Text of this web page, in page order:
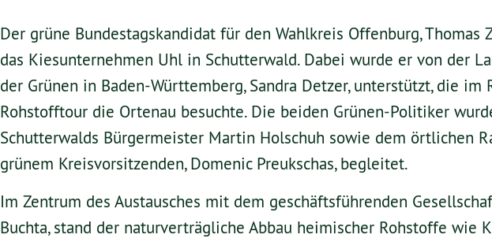
Der grüne Bundestagskandidat für den Wahlkreis Offenburg, Thomas
das Kiesunternehmen Uhl in Schutterwald. Dabei wurde er von der
der Grünen in Baden-Württemberg, Sandra Detzer, unterstützt, die im
Rohstofftour die Ortenau besuchte. Die beiden Grünen-Politiker
Schutterwalds Bürgermeister Martin Holschuh sowie dem örtlichen
grünem Kreisvorsitzenden, Domenic Preukschas, begleitet.
Im Zentrum des Austausches mit dem geschäftsführenden
Buchta, stand der naturverträgliche Abbau heimischer Rohstoffe wie